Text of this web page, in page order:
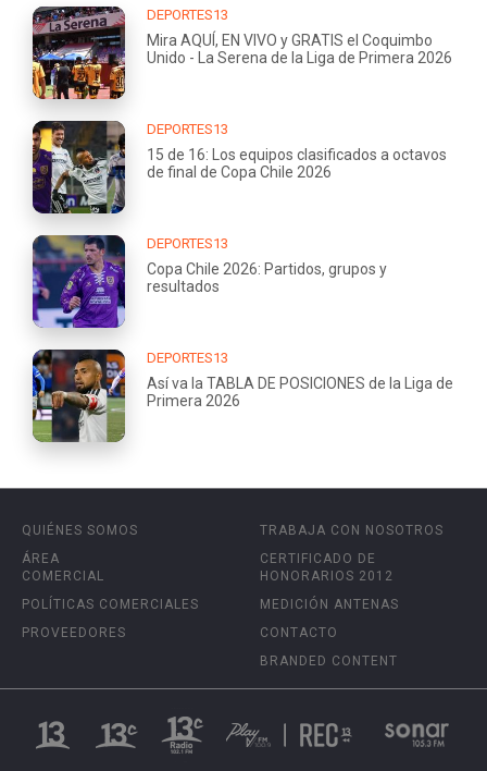
DEPORTES13
Mira AQUÍ, EN VIVO y GRATIS el Coquimbo
Unido - La Serena de la Liga de Primera 2026
DEPORTES13
15 de 16: Los equipos clasificados a octavos
de final de Copa Chile 2026
DEPORTES13
Copa Chile 2026: Partidos, grupos y
resultados
DEPORTES13
Así va la TABLA DE POSICIONES de la Liga de
Primera 2026
QUIÉNES SOMOS
ÁREA
COMERCIAL
POLÍTICAS COMERCIALES
PROVEEDORES
TRABAJA CON NOSOTROS
CERTIFICADO DE
HONORARIOS 2012
MEDICIÓN ANTENAS
CONTACTO
BRANDED CONTENT